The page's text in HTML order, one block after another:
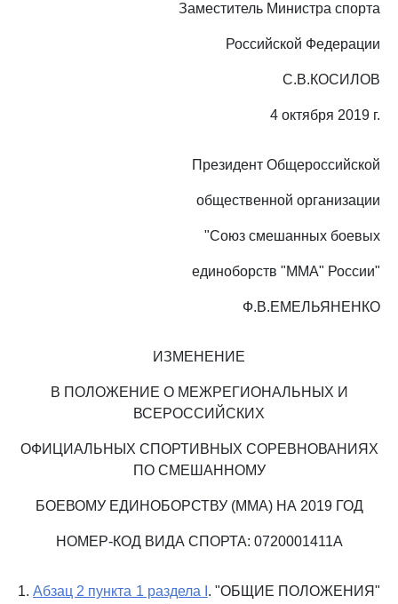
Заместитель Министра спорта
Российской Федерации
С.В.КОСИЛОВ
4 октября 2019 г.
Президент Общероссийской
общественной организации
"Союз смешанных боевых
единоборств "MMA" России"
Ф.В.ЕМЕЛЬЯНЕНКО
ИЗМЕНЕНИЕ
В ПОЛОЖЕНИЕ О МЕЖРЕГИОНАЛЬНЫХ И
ВСЕРОССИЙСКИХ
ОФИЦИАЛЬНЫХ СПОРТИВНЫХ СОРЕВНОВАНИЯХ
ПО СМЕШАННОМУ
БОЕВОМУ ЕДИНОБОРСТВУ (MMA) НА 2019 ГОД
НОМЕР-КОД ВИДА СПОРТА: 0720001411А
1.Абзац 2 пункта 1 раздела I . "ОБЩИЕ ПОЛОЖЕНИЯ"